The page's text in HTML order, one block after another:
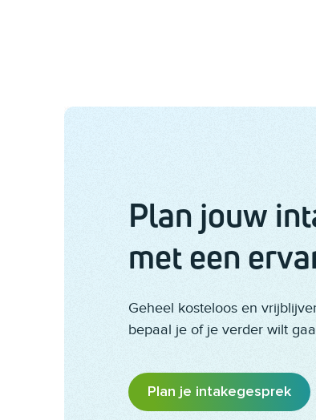
Plan jouw
met een
Geheel kosteloos en
bepaal je of je verder wilt
Plan je intakegesprek